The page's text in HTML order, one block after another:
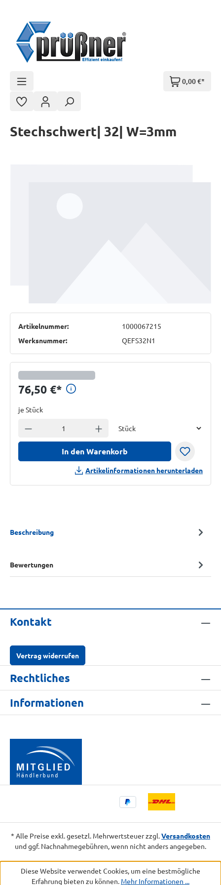
0,00 €*
Stechschwert| 32| W=3mm
Artikelnummer:
1000067215
Werksnummer:
QEFS32N1
76,50 €* Preisinformationen anzeigen
je Stück
Anzahl verringern Anzahl erhöhen
In den Warenkorb
Artikelinformationen herunterladen
Beschreibung
Bewertungen
Kontakt
Vertrag widerrufen
Rechtliches
Informationen
* Alle Preise exkl. gesetzl. Mehrwertsteuer zzgl.Versandkosten
und ggf. Nachnahmegebühren, wenn nicht anders angegeben.
Diese Website verwendet Cookies, um eine bestmögliche
Erfahrung bieten zu können. Mehr Informationen ...